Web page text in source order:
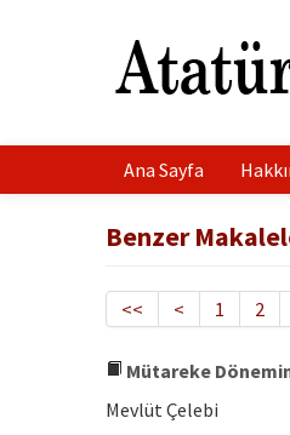
Ana Sayfa
Benzer
<< < 1 2
Mütareke
Mevlüt Çelebi